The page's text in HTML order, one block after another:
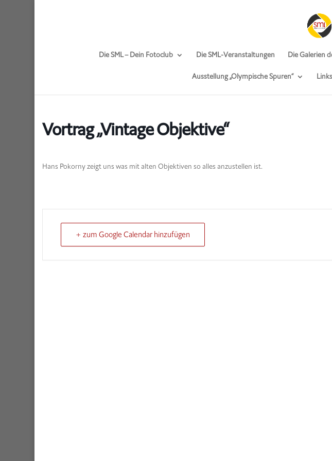
Die SML – Dein Fotoclub Die SML-Veranstaltungen Die Galerien
Ausstellung „Olympische Spuren“
Vortrag „Vintage Objektive“
Hans Pokorny zeigt uns was mit alten Objektiven so alles anzustellen ist.
+ zum Google Calendar hinzufügen